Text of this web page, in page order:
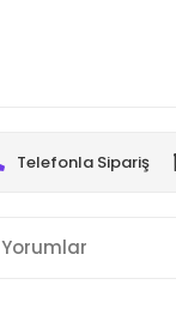
Telefonla Sipariş
Yorumlar